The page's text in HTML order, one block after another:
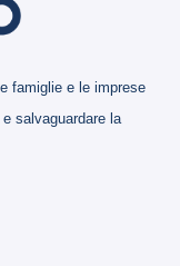
famiglie e le imprese
salvaguardare la